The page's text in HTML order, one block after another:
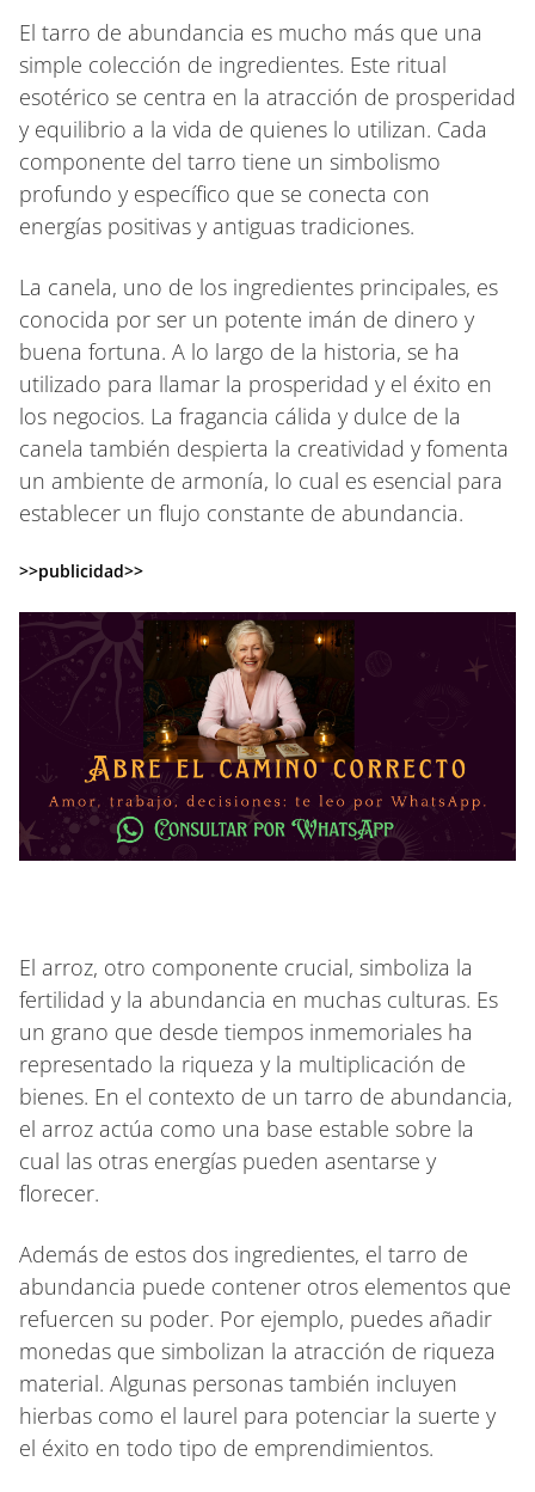
El tarro de abundancia es mucho más que una
simple colección de ingredientes. Este ritual
esotérico se centra en la atracción de prosperidad
y equilibrio a la vida de quienes lo utilizan. Cada
componente del tarro tiene un simbolismo
profundo y específico que se conecta con
energías positivas y antiguas tradiciones.
La canela, uno de los ingredientes principales, es
conocida por ser un potente imán de dinero y
buena fortuna. A lo largo de la historia, se ha
utilizado para llamar la prosperidad y el éxito en
los negocios. La fragancia cálida y dulce de la
canela también despierta la creatividad y fomenta
un ambiente de armonía, lo cual es esencial para
establecer un flujo constante de abundancia.
>>publicidad>>
El arroz, otro componente crucial, simboliza la
fertilidad y la abundancia en muchas culturas. Es
un grano que desde tiempos inmemoriales ha
representado la riqueza y la multiplicación de
bienes. En el contexto de un tarro de abundancia,
el arroz actúa como una base estable sobre la
cual las otras energías pueden asentarse y
florecer.
Además de estos dos ingredientes, el tarro de
abundancia puede contener otros elementos que
refuercen su poder. Por ejemplo, puedes añadir
monedas que simbolizan la atracción de riqueza
material. Algunas personas también incluyen
hierbas como el laurel para potenciar la suerte y
el éxito en todo tipo de emprendimientos.